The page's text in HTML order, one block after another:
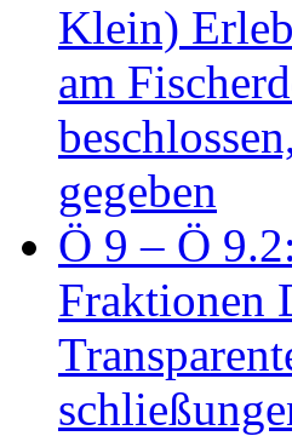
Klein)
am
gegeben
Ö 9 – Ö
Fraktionen